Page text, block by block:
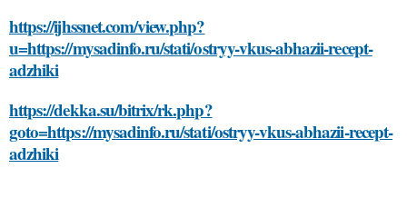
https://ijhssnet.com/view.php?
u=https://mysadinfo.ru/stati/ostryy-vkus-abhazii-recept-
adzhiki
https://dekka.su/bitrix/rk.php?
goto=https://mysadinfo.ru/stati/ostryy-vkus-abhazii-recept-
adzhiki